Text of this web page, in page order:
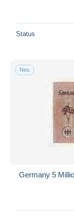
Status
Neu
Germany 5